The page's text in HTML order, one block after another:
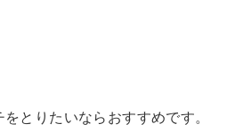
とりたいならおすすめです。